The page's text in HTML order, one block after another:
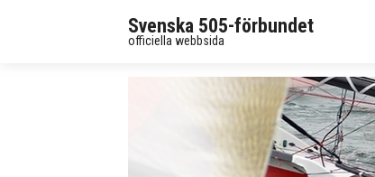
Svenska 505-förbundet
officiella webbsida